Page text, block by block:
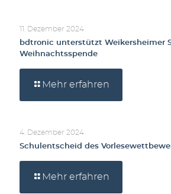
11. Dezember 2024
bdtronic unterstützt Weikersheimer
Weihnachtsspende
Mehr erfahren
4. Dezember 2024
Schulentscheid des
Mehr erfahren